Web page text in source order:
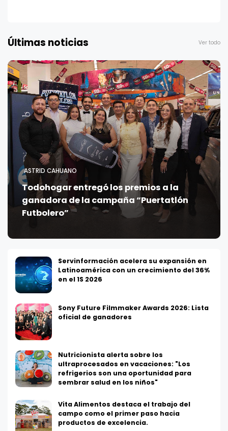
Últimas noticias Ver todo
ASTRID CAHUANO
Todohogar entregó los premios a la
ganadora de la campaña “Puertatlón
Futbolero”
Servinformación acelera su expansión en
Latinoamérica con un crecimiento del 36%
en el 1S 2026
Sony Future Filmmaker Awards 2026: Lista
oficial de ganadores
Nutricionista alerta sobre los
ultraprocesados en vacaciones: "Los
refrigerios son una oportunidad para
sembrar salud en los niños"
Vita Alimentos destaca el trabajo del
campo como el primer paso hacia
productos de excelencia.